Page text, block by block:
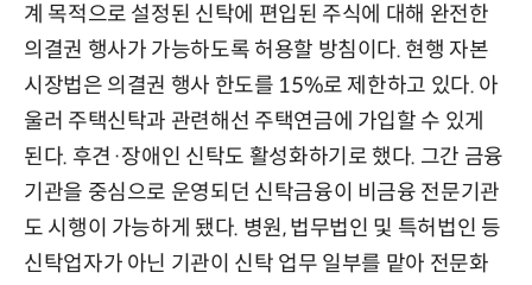
계 목적으로 설정된 신탁에 편입된 주식에 대해 완전한
의결권 행사가 가능하도록 허용할 방침이다. 현행 자본
시장법은 의결권 행사 한도를 15%로 제한하고 있다. 아
울러 주택신탁과 관련해선 주택연금에 가입할 수 있게
된다. 후견·장애인 신탁도 활성화하기로 했다. 그간 금융
기관을 중심으로 운영되던 신탁금융이 비금융 전문기관
도 시행이 가능하게 됐다. 병원, 법무법인 및 특허법인 등
신탁업자가 아닌 기관이 신탁 업무 일부를 맡아 전문화